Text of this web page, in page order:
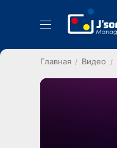
Главная Видео